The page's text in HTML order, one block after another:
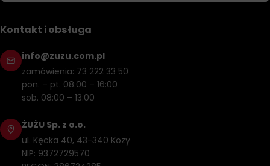
Kontakt i obsługa
info@zuzu.com.pl
zamówienia: 73 222 33 50
pon. – pt. 08:00 – 16:00
sob. 08:00 – 13:00
ŻUŻU Sp. z o.o.
ul. Kęcka 40, 43-340 Kozy
NIP: 9372729570